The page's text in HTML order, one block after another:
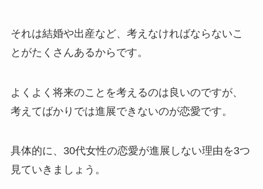
それは結婚や出産など、考えなければならないこ
とがたくさんあるからです。
よくよく将来のことを考えるのは良いのですが、
考えてばかりでは進展できないのが恋愛です。
具体的に、30代女性の恋愛が進展しない理由を3つ
見ていきましょう。